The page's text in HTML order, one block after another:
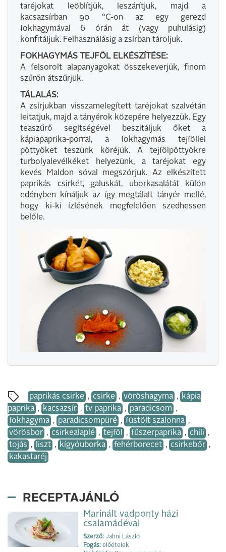
taréjokat leöblítjük, leszárítjuk, majd a
kacsazsírban 90 °C-on az egy gerezd
fokhagymával 6 órán át (vagy puhulásig)
konfitáljuk. Felhasználásig a zsírban tároljuk.
FOKHAGYMÁS TEJFÖL ELKÉSZÍTÉSE:
A felsorolt alapanyagokat összekeverjük, finom
szűrőn átszűrjük.
TÁLALÁS:
A zsírjukban visszamelegített taréjokat szalvétán
leitatjuk, majd a tányérok közepére helyezzük. Egy
teaszűrő segítségével beszitáljuk őket a
kápiapaprika-porral, a fokhagymás tejföllel
pöttyöket teszünk köréjük. A tejfölpöttyökre
turbolyalevélkéket helyezünk, a taréjokat egy
kevés Maldon sóval megszórjuk. Az elkészített
paprikás csirkét, galuskát, uborkasalátát külön
edényben kínáljuk az így megtálalt tányér mellé,
hogy ki-ki ízlésének megfelelően szedhessen
belőle.
paprikás csirke , csirke , vöröshagyma , kápia
paprika , kacsazsír , tv paprika , paradicsom ,
fokhagyma , paradicsompüré , füstölt szalonna ,
vörösbor , csirkealaplé , tejföl , fűszerpaprika , chili ,
tojás , liszt , kígyóuborka , fehérborecet , csirkebőr ,
kakastaréj
RECEPTAJÁNLÓ
Marinált vadponty házi
csalamádéval
Szerző: Jahni László
Fogás: előételek